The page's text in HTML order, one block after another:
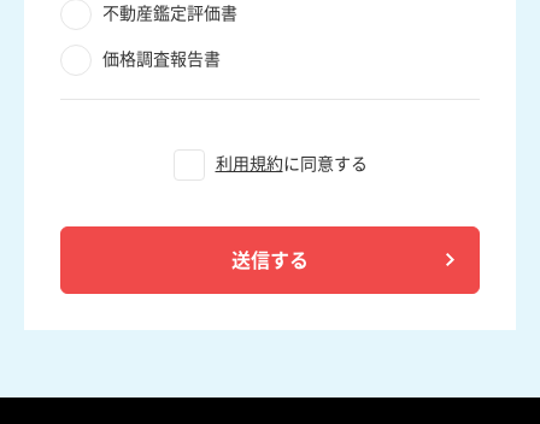
不動産鑑定評価書
価格調査報告書
利用規約に同意する
送信する